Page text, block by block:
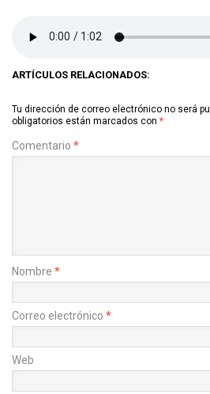
ARTÍCULOS RELACIONADOS:
Tu dirección de correo electrónico no será
obligatorios están marcados con *
Comentario *
Nombre *
Correo electrónico *
Web